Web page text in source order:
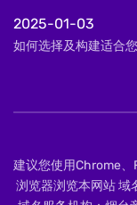
2025-01-03
如何选择及构建适合
建议您使用Chrome
浏览器浏览本网站 域